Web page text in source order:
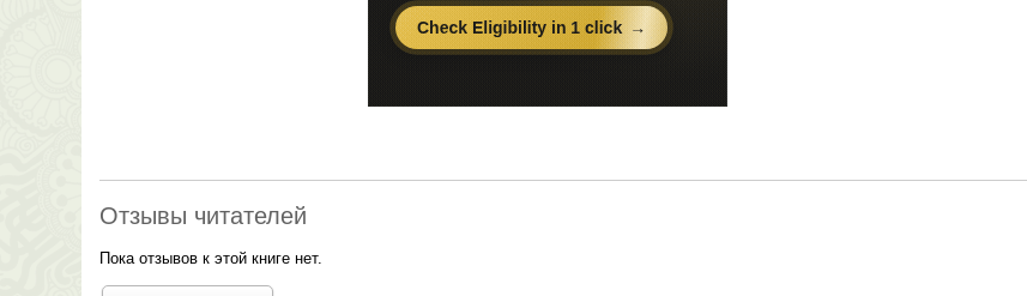
Отзывы читателей
Пока отзывов к этой книге нет.